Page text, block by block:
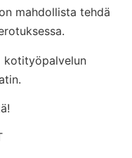
mahdollista tehdä
kotityöpalvelun